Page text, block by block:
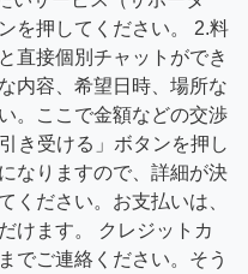
を押してください。 2.料
直接個別チャットができ
内容、希望日時、場所な
。ここで金額などの交渉
き受ける」ボタンを押し
なりますので、詳細が決
ください。お支払いは、
けます。 クレジットカ
でご連絡ください。そう